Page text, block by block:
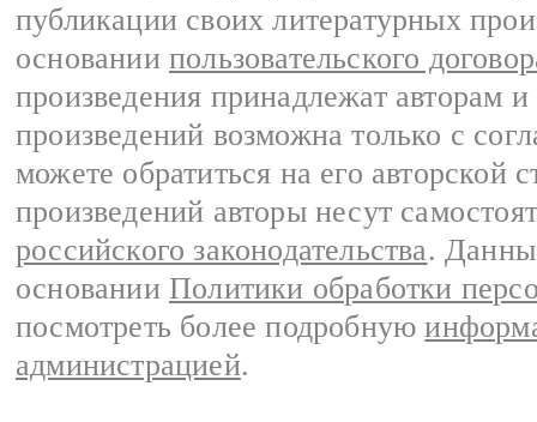
публикации своих литературных
основании пользовательского
произведения принадлежат авторам
произведений возможна только с
можете обратиться на его авторской
произведений авторы несут
российского законодательства.
основании Политики обработки
посмотреть более подробную
администрацией.